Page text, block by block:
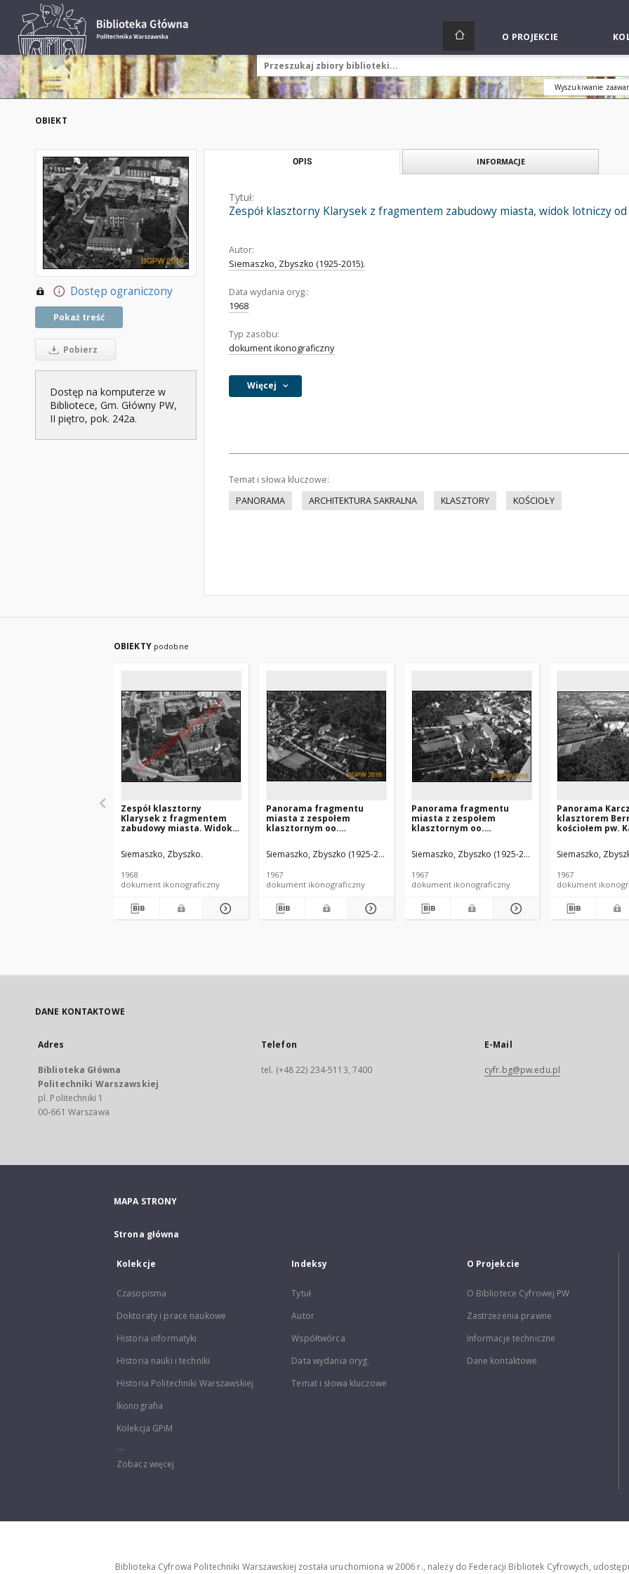
O PROJEKCIE
Wyszukiwanie
OBIEKT
Dostęp ograniczony
Pokaż treść
Pobierz
Dostęp na komputerze w
Bibliotece, Gm. Główny PW,
II piętro, pok. 242a.
OPIS INFORMACJE
Tytuł:
Zespół klasztorny Klarysek z fragmentem zabudowy miasta, widok lotniczy
Autor:
Siemaszko, Zbyszko (1925-2015).
Data wydania oryg.:
1968
Typ zasobu:
dokument ikonograficzny
Więcej
Temat i słowa kluczowe:
PANORAMA
ARCHITEKTURA SAKRALNA KLASZTORY KOŚCIOŁY
OBIEKTY podobne
Zespół klasztorny
Klarysek z fragmentem
zabudowy miasta. Widok
południowej. Strzelin
Siemaszko, Zbyszko.
1968
dokument ikonograficzny
Panorama fragmentu
miasta z zespołem
klasztornym oo.
Zwiastowania NMP, widok
lotniczy od strony
Kazimierz Dolny
Siemaszko, Zbyszko (1925-2015).
1967
dokument ikonograficzny
Panorama fragmentu
miasta z zespołem
klasztornym oo.
Zwiastowania NMP, widok
lotniczy od strony
Dolny
Siemaszko, Zbyszko (1925-2015).
1967
dokument ikonograficzny
Panorama
klasztorem
kościołem pw.
lotniczy od
zachodniej z
Siemaszko,
1967
dokument
DANE KONTAKTOWE
Adres
Biblioteka Główna
Politechniki Warszawskiej
pl. Politechniki 1
00-661 Warszawa
Telefon
tel. (+48 22) 234-5113, 7400
E-Mail
cyfr.bg@pw.edu.pl
MAPA STRONY
Strona główna
Kolekcje
Czasopisma
Doktoraty i prace naukowe
Historia informatyki
Historia nauki i techniki
Historia Politechniki Warszawskiej
Ikonografia
Kolekcja GPiM
...
Zobacz więcej
Indeksy
Tytuł
Autor
Współtwórca
Data wydania oryg.
Temat i słowa kluczowe
O Projekcie
O Bibliotece Cyfrowej PW
Zastrzeżenia prawne
Informacje techniczne
Dane kontaktowe
Biblioteka Cyfrowa Politechniki Warszawskiej została uruchomiona w 2006 r., należy do Federacji Bibliotek Cyfrowych,